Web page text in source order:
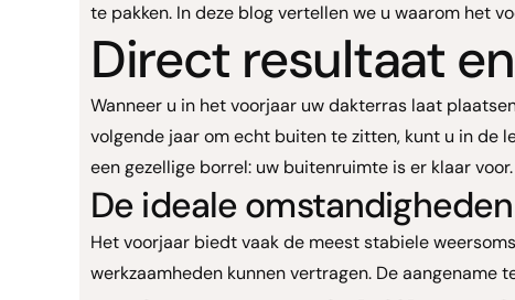
te pakken. In deze blog vertellen we u waarom het
Direct resultaat
Wanneer u in het voorjaar uw dakterras laat
volgende jaar om echt buiten te zitten, kunt u in de
een gezellige borrel: uw buitenruimte is er klaar voor.
De ideale
Het voorjaar biedt vaak de meest stabiele
werkzaamheden kunnen vertragen. De